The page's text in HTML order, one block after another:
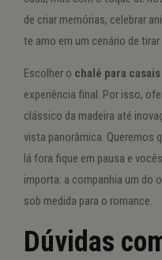
de criar memórias, celebrar
te amo em um cenário de
Escolher o chalé para casais
experiência final. Por isso,
clássico da madeira até
vista panorâmica. Queremos
lá fora fique em pausa e
importa: a companhia um do
sob medida para o romance.
Dúvidas